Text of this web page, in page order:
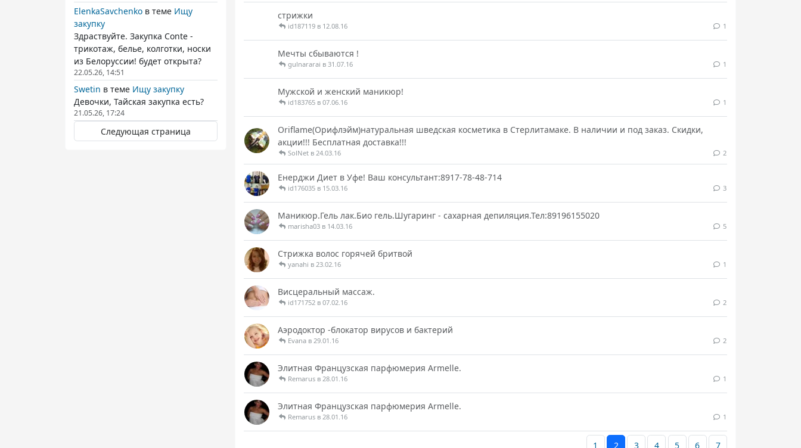
ElenkaSavchenko в теме Ищу
закупку
Здраствуйте. Закупка Conte -
трикотаж, белье, колготки, носки
из Белоруссии! будет открыта?
22.05.26, 14:51
Swetin в теме Ищу закупку
Девочки, Тайская закупка есть?
21.05.26, 17:24
Следующая страница
стрижки
id187119 в 12.08.16 1
Мечты сбываются !
gulnararai в 31.07.16 1
Мужской и женский маникюр!
id183765 в 07.06.16 1
Oriflame(Орифлэйм)натуральная шведская косметика в Стерлитамаке. В наличии и под заказ. Скидки,
акции!!! Бесплатная доставка!!!
SolNet в 24.03.16 2
Енерджи Диет в Уфе! Ваш консультант:8917-78-48-714
id176035 в 15.03.16 3
Маникюр.Гель лак.Био гель.Шугаринг - сахарная депиляция.Тел:89196155020
marisha03 в 14.03.16 5
Cтрижка волос горячей бритвой
yanahi в 23.02.16 1
Висцеральный массаж.
id171752 в 07.02.16 2
Аэродоктор -блокатор вирусов и бактерий
Evana в 29.01.16 2
Элитная Французская парфюмерия Armelle.
Remarus в 28.01.16 1
Элитная Французская парфюмерия Armelle.
Remarus в 28.01.16 1
1 2 3 4 5 6 7